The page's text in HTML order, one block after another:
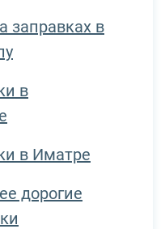
заправках в
в
в Иматре
дорогие